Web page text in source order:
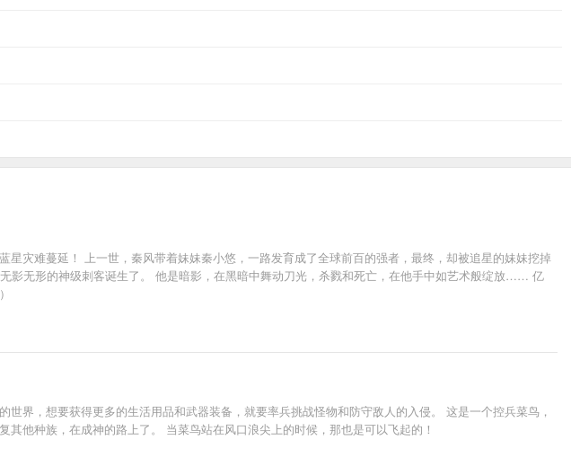
灾难蔓延！ 上一世，秦风带着妹妹秦小悠，一路发育成了全球前百的强者，最终，却被追星的妹妹挖掉
影无形的神级刺客诞生了。 他是暗影，在黑暗中舞动刀光，杀戮和死亡，在他手中如艺术般绽放…… 亿
界，想要获得更多的生活用品和武器装备，就要率兵挑战怪物和防守敌人的入侵。 这是一个控兵菜鸟，
他种族，在成神的路上了。 当菜鸟站在风口浪尖上的时候，那也是可以飞起的！